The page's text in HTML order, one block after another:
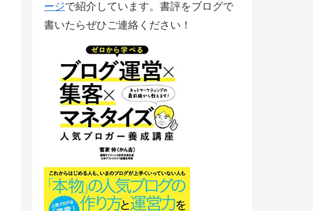
ージで紹介しています。書評をブログで
書いたらぜひご連絡ください！